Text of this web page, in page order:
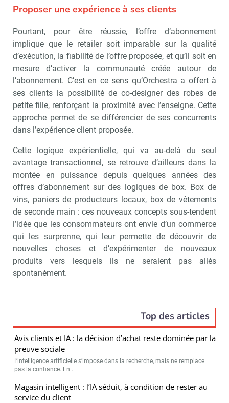
Proposer une expérience à ses clients
Pourtant, pour être réussie, l’offre d’abonnement
implique que le retailer soit imparable sur la qualité
d’exécution, la fiabilité de l’offre proposée, et qu’il soit en
mesure d’activer la communauté créée autour de
l’abonnement. C’est en ce sens qu’Orchestra a offert à
ses clients la possibilité de co-designer des robes de
petite fille, renforçant la proximité avec l’enseigne. Cette
approche permet de se différencier de ses concurrents
dans l’expérience client proposée.
Cette logique expérientielle, qui va au-delà du seul
avantage transactionnel, se retrouve d’ailleurs dans la
montée en puissance depuis quelques années des
offres d’abonnement sur des logiques de box. Box de
vins, paniers de producteurs locaux, box de vêtements
de seconde main : ces nouveaux concepts sous-tendent
l’idée que les consommateurs ont envie d’un commerce
qui les surprenne, qui leur permette de découvrir de
nouvelles choses et d’expérimenter de nouveaux
produits vers lesquels ils ne seraient pas allés
spontanément.
Top des articles
Avis clients et IA : la décision d’achat reste dominée par la
preuve sociale
L’intelligence artificielle s’impose dans la recherche, mais ne remplace
pas la confiance. En...
Magasin intelligent : l’IA séduit, à condition de rester au
service du client